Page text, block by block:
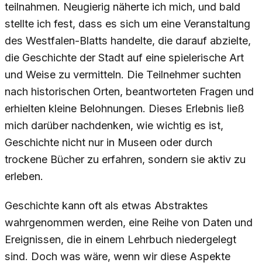
teilnahmen. Neugierig näherte ich mich, und bald
stellte ich fest, dass es sich um eine Veranstaltung
des Westfalen-Blatts handelte, die darauf abzielte,
die Geschichte der Stadt auf eine spielerische Art
und Weise zu vermitteln. Die Teilnehmer suchten
nach historischen Orten, beantworteten Fragen und
erhielten kleine Belohnungen. Dieses Erlebnis ließ
mich darüber nachdenken, wie wichtig es ist,
Geschichte nicht nur in Museen oder durch
trockene Bücher zu erfahren, sondern sie aktiv zu
erleben.
Geschichte kann oft als etwas Abstraktes
wahrgenommen werden, eine Reihe von Daten und
Ereignissen, die in einem Lehrbuch niedergelegt
sind. Doch was wäre, wenn wir diese Aspekte